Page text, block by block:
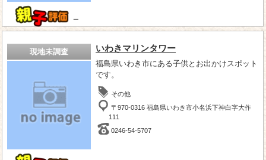
－
現地未調査 いわきマリンタワー
福島県いわき市にある子供とお出かけスポット
です。
その他
〒970-0316 福島県いわき市小名浜下神白字大作
111
0246-54-5707